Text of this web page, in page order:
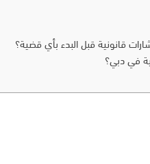
قانونية قبل البدء بأي قضية؟
في دبي؟